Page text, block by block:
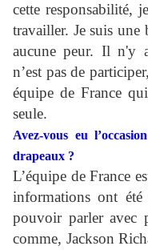
cette responsabilité,
travailler. Je suis une
aucune peur. Il n'y
n’est pas de
équipe de France
seule.
Avez-vous eu
drapeaux ?
L’équipe de France
informations ont été
pouvoir parler avec
comme, Jackson